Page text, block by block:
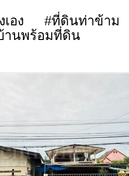
งเอง #ที่ดินท่าข้า
านพร้อมที่ดิน